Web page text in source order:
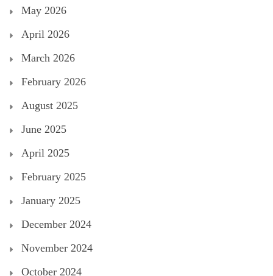
May 2026
April 2026
March 2026
February 2026
August 2025
June 2025
April 2025
February 2025
January 2025
December 2024
November 2024
October 2024